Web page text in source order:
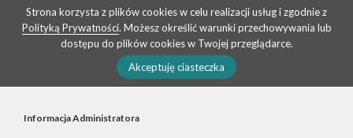
Strona korzysta z plików cookies w celu realizacji usług i zgodnie z
Polityką Prywatności. Możesz określić warunki przechowywania lub
dostępu do plików cookies w Twojej przeglądarce.
Akceptuję ciasteczka
Informacja Administratora